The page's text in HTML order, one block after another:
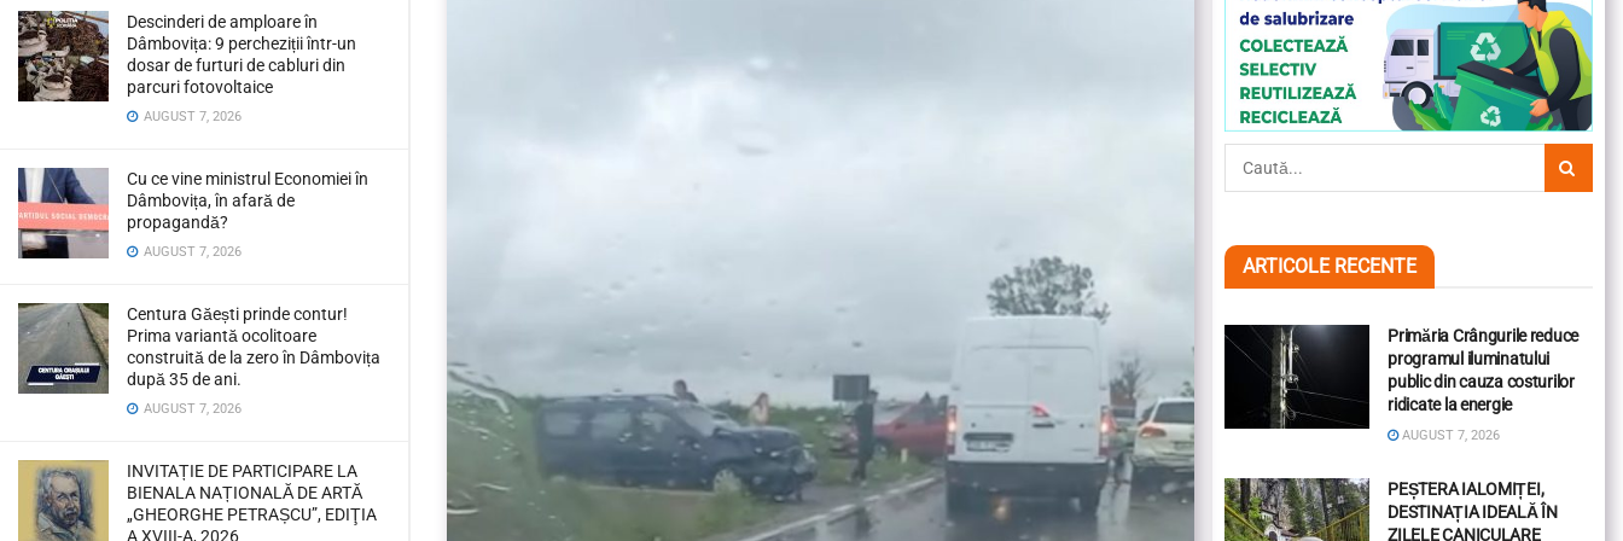
Descinderi de amploare în
Dâmbovița: 9 percheziții într-un
dosar de furturi de cabluri din
parcuri fotovoltaice
AUGUST 7, 2026
Cu ce vine ministrul Economiei în
Dâmbovița, în afară de
propagandă?
AUGUST 7, 2026
Centura Găești prinde contur!
Prima variantă ocolitoare
construită de la zero în Dâmbovița
după 35 de ani.
AUGUST 7, 2026
INVITAȚIE DE PARTICIPARE LA
BIENALA NAȚIONALĂ DE ARTĂ
„GHEORGHE PETRAȘCU”, EDIŢIA
A XVIII-A, 2026
ARTICOLE RECENTE
Primăria Crângurile reduce
programul iluminatului
public din cauza costurilor
ridicate la energie
AUGUST 7, 2026
PEȘTERA IALOMIȚEI,
DESTINAȚIA IDEALĂ ÎN
ZILELE CANICULARE